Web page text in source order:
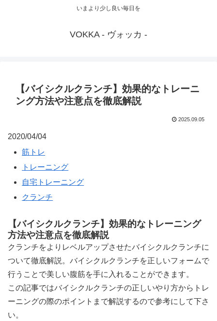
いまより少し良い毎日を
VOKKA - ヴォッカ -
【バイシクルクランチ】効果的なトレーニ
ング方法や注意点を徹底解説
2025.09.05
2020/04/04
筋トレ
トレーニング
自宅トレーニング
クランチ
【バイシクルクランチ】効果的なトレーニング
方法や注意点を徹底解説
クランチをよりレベルアップさせたバイシクルクランチに
ついて徹底解説。バイシクルクランチを正しいフォームで
行うことで美しい腹筋を手に入れることができます。
この記事ではバイシクルクランチの正しいやり方からトレ
ーニングの際のポイントまで解説するので参考にして下さ
い。